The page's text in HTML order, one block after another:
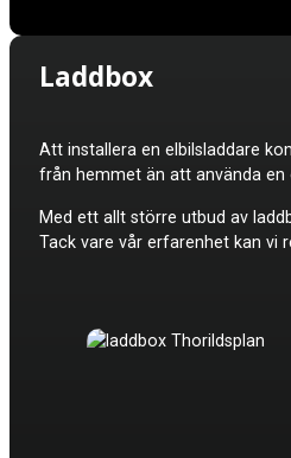
Laddbox
Att installera en elbilsladdare
från hemmet än att använda
Med ett allt större utbud av
Tack vare vår erfarenhet kan